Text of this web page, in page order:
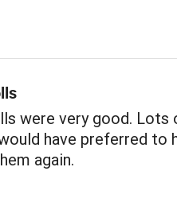
were very good.
have preferred
again.